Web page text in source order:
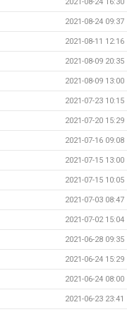
2021-08-24 16:30
2021-08-24 09:37
2021-08-11 12:16
2021-08-09 20:35
2021-08-09 13:00
2021-07-23 10:15
2021-07-20 15:29
2021-07-16 09:08
2021-07-15 13:00
2021-07-15 10:05
2021-07-03 08:47
2021-07-02 15:04
2021-06-28 09:35
2021-06-24 15:29
2021-06-24 08:00
2021-06-23 23:41